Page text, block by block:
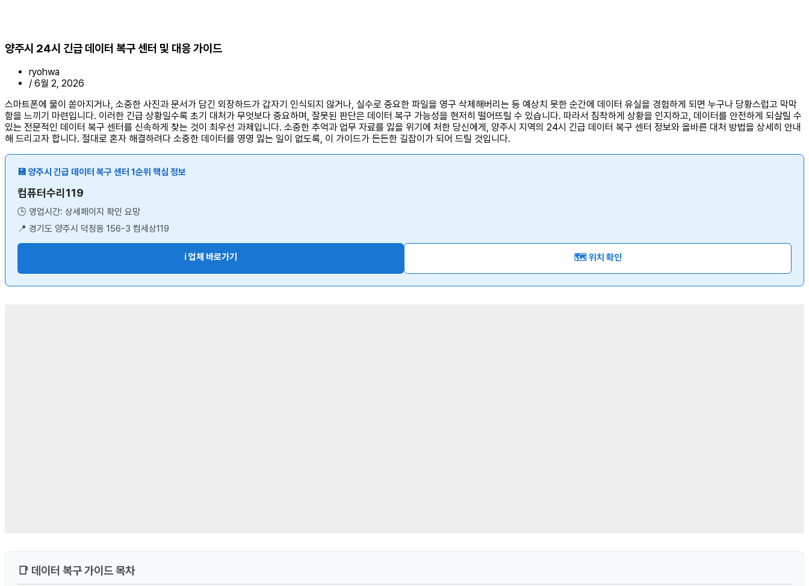
양주시 24시 긴급 데이터 복구 센터 및 대응 가이드
ryohwa
/ 6월 2, 2026
스마트폰에 물이 쏟아지거나, 소중한 사진과 문서가 담긴 외장하드가 갑자기 인식되지 않거나, 실수로 중요한 파일을 영구 삭제해버리는 등 예상치 못한 순간에 데이터 유실을 경험하게 되면 누구나 당황스럽고 막막
함을 느끼기 마련입니다. 이러한 긴급 상황일수록 초기 대처가 무엇보다 중요하며, 잘못된 판단은 데이터 복구 가능성을 현저히 떨어뜨릴 수 있습니다. 따라서 침착하게 상황을 인지하고, 데이터를 안전하게 되살릴 수
있는 전문적인 데이터 복구 센터를 신속하게 찾는 것이 최우선 과제입니다. 소중한 추억과 업무 자료를 잃을 위기에 처한 당신에게, 양주시 지역의 24시 긴급 데이터 복구 센터 정보와 올바른 대처 방법을 상세히 안내
해 드리고자 합니다. 절대로 혼자 해결하려다 소중한 데이터를 영영 잃는 일이 없도록, 이 가이드가 든든한 길잡이가 되어 드릴 것입니다.
💾 양주시 긴급 데이터 복구 센터 1순위 핵심 정보
컴퓨터수리119
🕒 영업시간: 상세페이지 확인 요망
📍 경기도 양주시 덕정동 156-3 컴세상119
ℹ️ 업체 바로가기 🗺️ 위치 확인
📑 데이터 복구 가이드 목차